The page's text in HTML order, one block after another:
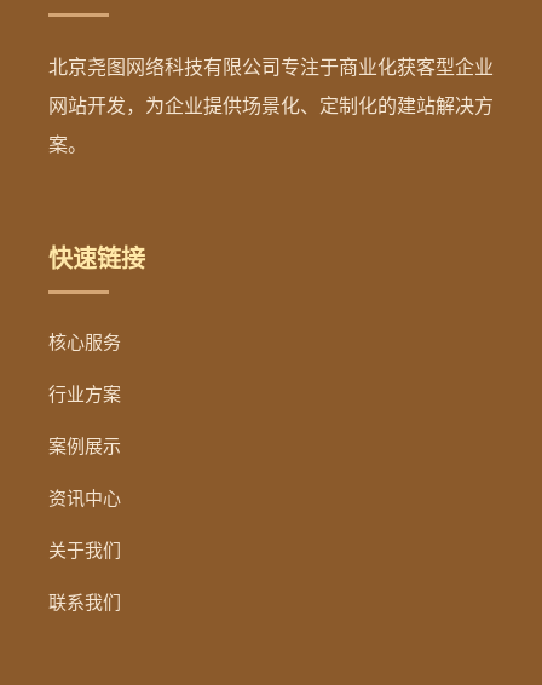
北京尧图网络科技有限公司专注于商业化获客型企业
网站开发，为企业提供场景化、定制化的建站解决方
案。
快速链接
核心服务
行业方案
案例展示
资讯中心
关于我们
联系我们